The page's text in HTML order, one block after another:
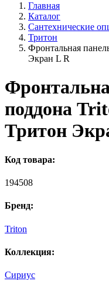
Главная
Каталог
Сантехнические
Тритон
Фронтальная
Экран L R
поддона
Тритон
Код товара:
194508
Бренд:
Triton
Коллекция:
Сириус